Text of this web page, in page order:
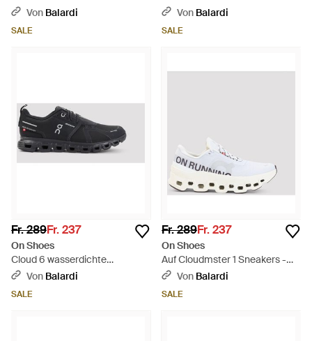
WeißVon Balardi
SALE
- Weiß
Von Balardi
SALE
Fr. 289Fr. 237
On Shoes
Cloud 6 wasserdichte
Turnschuhe - Schwarz
Von Balardi
SALE
Fr. 289Fr. 237
On Shoes
Auf Cloudmster 1 Sneakers -
WeißVon Balardi
SALE